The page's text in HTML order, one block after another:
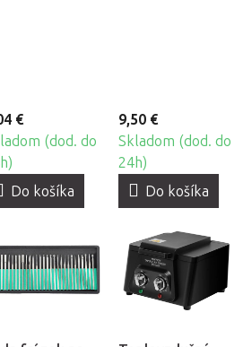
€
(dod. do
Do košíka
9,50 €
Skladom (dod. do
24h)
Do košíka